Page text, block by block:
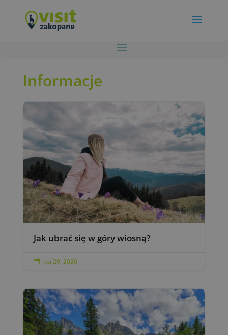
Informacje
Jak ubrać się w góry wiosną?
 kwi 29, 2026